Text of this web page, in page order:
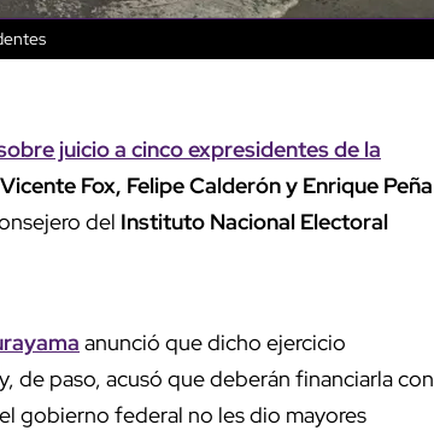
juicio a cinco expresidentes de la
Fox, Felipe Calderón y Enrique Peña
del Instituto Nacional Electoral
anunció que dicho ejercicio
y, de paso, acusó que deberán financiarla con
gobierno federal no les dio mayores